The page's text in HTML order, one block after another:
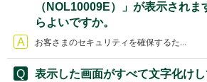
（NOL10009E）」が表示されま
らよいですか。
お客さまのセキュリティを確保するた...
表示した画面がすべて文字化け